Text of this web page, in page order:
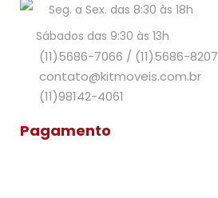
Seg. a Sex. das 8:30 às 18h
Sábados das 9:30 às 13h
(11)5686-7066 / (11)5686-8207
contato@kitmoveis.com.br
(11)98142-4061
Pagamento